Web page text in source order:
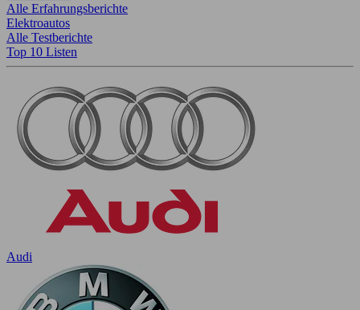
Alle Erfahrungsberichte
Elektroautos
Alle Testberichte
Top 10 Listen
Audi